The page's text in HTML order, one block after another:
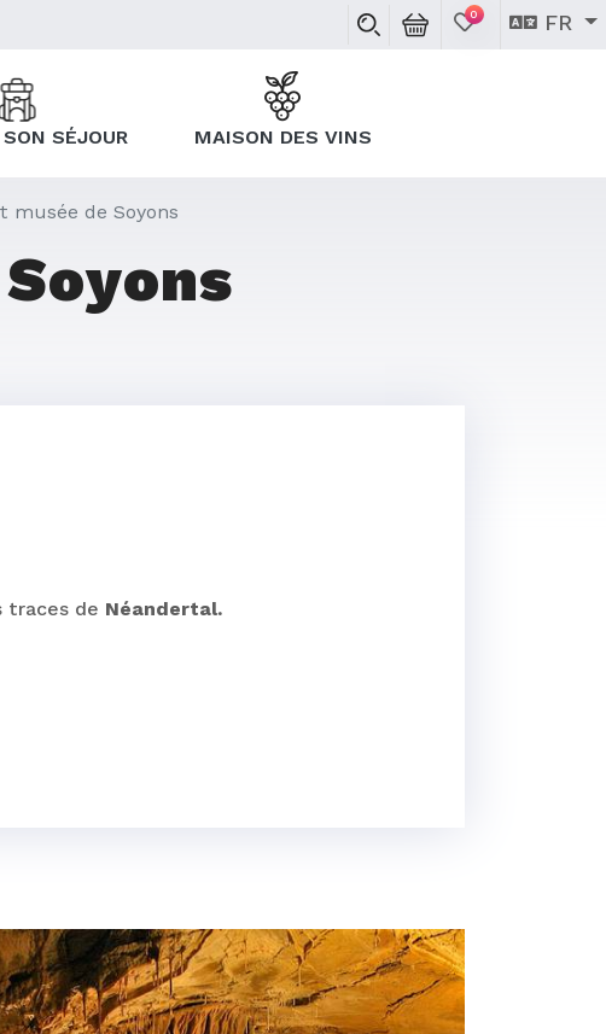
0 FR
SON SÉJOUR MAISON DES VINS
musée de Soyons
traces de Néandertal.